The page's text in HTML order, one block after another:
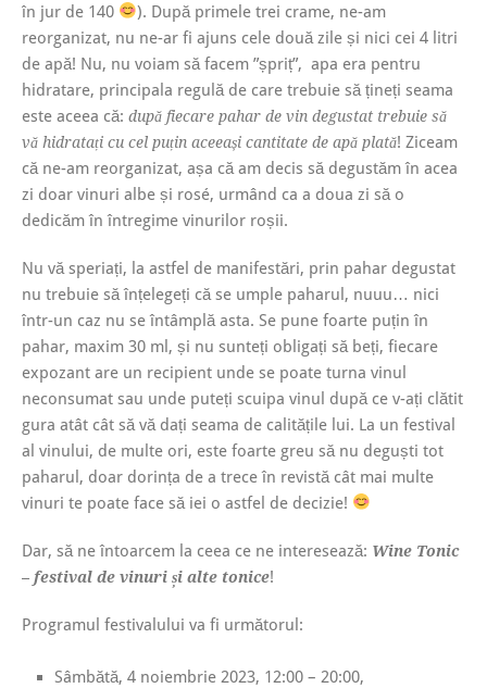
în jur de 140
). După primele trei crame, ne-am
reorganizat, nu ne-ar fi ajuns cele două zile și nici cei 4 litri
de apă! Nu, nu voiam să facem ”șpriț”, apa era pentru
hidratare, principala regulă de care trebuie să țineți seama
este aceea că: după fiecare pahar de vin degustat trebuie să
vă hidratați cu cel puțin aceeași cantitate de apă plată! Ziceam
că ne-am reorganizat, așa că am decis să degustăm în acea
zi doar vinuri albe și rosé, urmând ca a doua zi să o
dedicăm în întregime vinurilor roșii.
Nu vă speriați, la astfel de manifestări, prin pahar degustat
nu trebuie să înțelegeți că se umple paharul, nuuu… nici
într-un caz nu se întâmplă asta. Se pune foarte puțin în
pahar, maxim 30 ml, și nu sunteți obligați să beți, fiecare
expozant are un recipient unde se poate turna vinul
neconsumat sau unde puteți scuipa vinul după ce v-ați clătit
gura atât cât să vă dați seama de calitățile lui. La un festival
al vinului, de multe ori, este foarte greu să nu deguști tot
paharul, doar dorința de a trece în revistă cât mai multe
vinuri te poate face să iei o astfel de decizie!
Dar, să ne întoarcem la ceea ce ne interesează: Wine Tonic
– festival de vinuri și alte tonice!
Programul festivalului va fi următorul:
Sâmbătă, 4 noiembrie 2023, 12:00 – 20:00,